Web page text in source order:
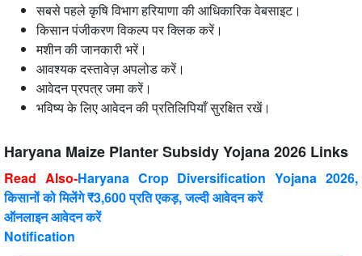
सबसे पहले कृषि विभाग हरियाणा की आधिकारिक वेबसाइट।
किसान पंजीकरण विकल्प पर क्लिक करें।
मशीन की जानकारी भरें।
आवश्यक दस्तावेज़ अपलोड करें।
आवेदन प्रपत्र जमा करें।
भविष्य के लिए आवेदन की प्रतिलिपियाँ सुरक्षित रखें।
Haryana Maize Planter Subsidy Yojana 2026 Links
Read Also-Haryana Crop Diversification Yojana 2026,
किसानों को मिलेंगे ₹3,600 प्रति एकड़, जल्दी आवेदन करें
ऑनलाइन आवेदन करें
Notification